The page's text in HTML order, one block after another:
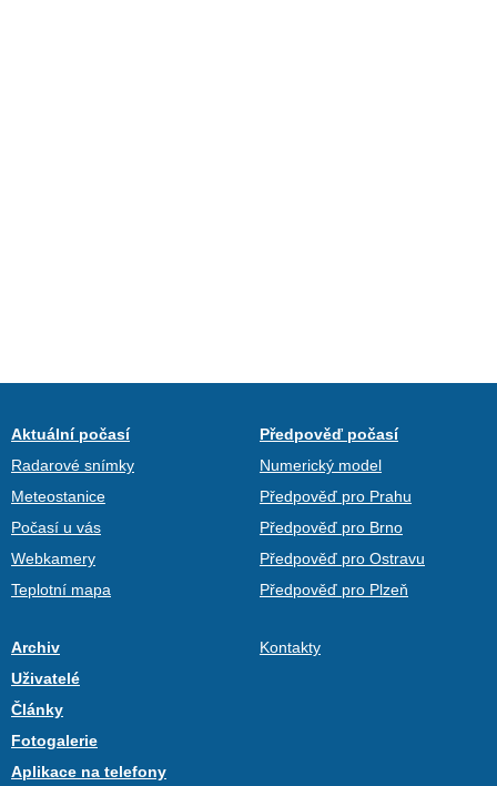
Aktuální počasí
Radarové snímky
Meteostanice
Počasí u vás
Webkamery
Teplotní mapa
Předpověď počasí
Numerický model
Předpověď pro Prahu
Předpověď pro Brno
Předpověď pro Ostravu
Předpověď pro Plzeň
Archiv
Uživatelé
Články
Fotogalerie
Aplikace na telefony
Kontakty